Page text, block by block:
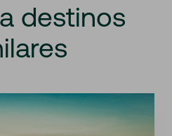
destinos